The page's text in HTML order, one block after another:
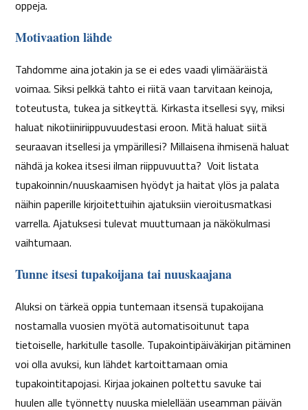
oppeja.
Motivaation lähde
Tahdomme aina jotakin ja se ei edes vaadi ylimääräistä
voimaa. Siksi pelkkä tahto ei riitä vaan tarvitaan keinoja,
toteutusta, tukea ja sitkeyttä. Kirkasta itsellesi syy, miksi
haluat nikotiiniriippuvuudestasi eroon. Mitä haluat siitä
seuraavan itsellesi ja ympärillesi? Millaisena ihmisenä haluat
nähdä ja kokea itsesi ilman riippuvuutta? Voit listata
tupakoinnin/nuuskaamisen hyödyt ja haitat ylös ja palata
näihin paperille kirjoitettuihin ajatuksiin vieroitusmatkasi
varrella. Ajatuksesi tulevat muuttumaan ja näkökulmasi
vaihtumaan.
Tunne itsesi tupakoijana tai nuuskaajana
Aluksi on tärkeä oppia tuntemaan itsensä tupakoijana
nostamalla vuosien myötä automatisoitunut tapa
tietoiselle, harkitulle tasolle. Tupakointipäiväkirjan pitäminen
voi olla avuksi, kun lähdet kartoittamaan omia
tupakointitapojasi. Kirjaa jokainen poltettu savuke tai
huulen alle työnnetty nuuska mielellään useamman päivän